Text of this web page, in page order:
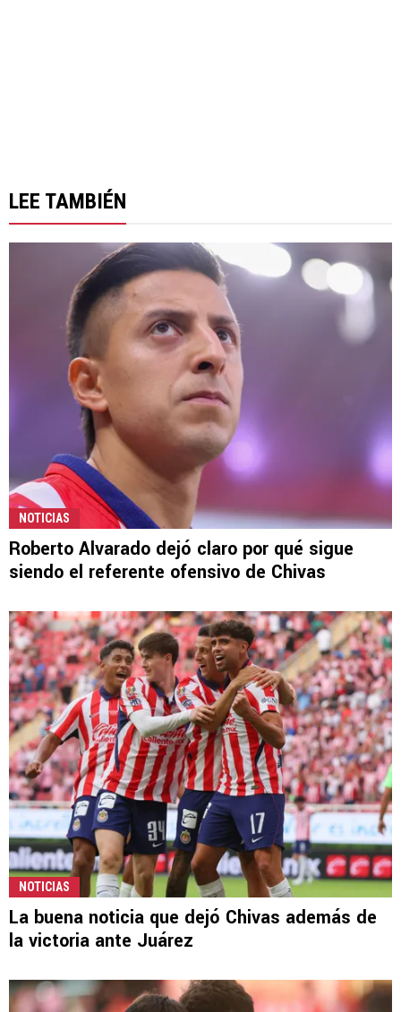
LEE TAMBIÉN
NOTICIAS
Roberto Alvarado dejó claro por qué sigue
siendo el referente ofensivo de Chivas
NOTICIAS
La buena noticia que dejó Chivas además de
la victoria ante Juárez